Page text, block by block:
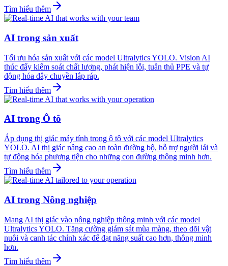
Tìm hiểu thêm
AI trong sản xuất
Tối ưu hóa sản xuất với các model Ultralytics YOLO. Vision AI
thúc đẩy kiểm soát chất lượng, phát hiện lỗi, tuân thủ PPE và tự
động hóa dây chuyền lắp ráp.
Tìm hiểu thêm
AI trong Ô tô
Áp dụng thị giác máy tính trong ô tô với các model Ultralytics
YOLO. AI thị giác nâng cao an toàn đường bộ, hỗ trợ người lái và
tự động hóa phương tiện cho những con đường thông minh hơn.
Tìm hiểu thêm
AI trong Nông nghiệp
Mang AI thị giác vào nông nghiệp thông minh với các model
Ultralytics YOLO. Tăng cường giám sát mùa màng, theo dõi vật
nuôi và canh tác chính xác để đạt năng suất cao hơn, thông minh
hơn.
Tìm hiểu thêm